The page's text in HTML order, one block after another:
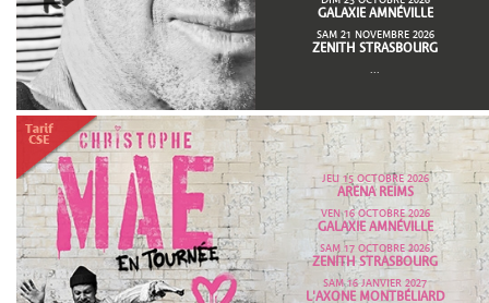
GALAXIE AMNÉVILLE
SAM 21 NOVEMBRE 2026
ZENITH STRASBOURG
...
JEU 15 OCTOBRE 2026
ARENA REIMS
VEN 16 OCTOBRE 2026
GALAXIE AMNÉVILLE
SAM 17 OCTOBRE 2026
ZENITH STRASBOURG
SAM 16 JANVIER 2027
L'AXONE MONTBÉLIARD